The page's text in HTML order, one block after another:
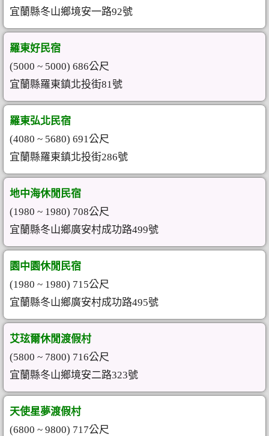
宜蘭縣冬山鄉境安一路92號
羅東好民宿
(5000 ~ 5000) 686公尺
宜蘭縣羅東鎮北投街81號
羅東弘北民宿
(4080 ~ 5680) 691公尺
宜蘭縣羅東鎮北投街286號
地中海休閒民宿
(1980 ~ 1980) 708公尺
宜蘭縣冬山鄉廣安村成功路499號
園中園休閒民宿
(1980 ~ 1980) 715公尺
宜蘭縣冬山鄉廣安村成功路495號
艾玹爾休閒渡假村
(5800 ~ 7800) 716公尺
宜蘭縣冬山鄉境安二路323號
天使星夢渡假村
(6800 ~ 9800) 717公尺